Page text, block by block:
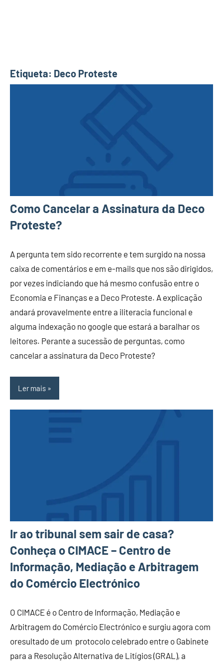
Etiqueta: Deco Proteste
Como Cancelar a Assinatura da Deco
Proteste?
A pergunta tem sido recorrente e tem surgido na nossa
caixa de comentários e em e-mails que nos são dirigidos,
por vezes indiciando que há mesmo confusão entre o
Economia e Finanças e a Deco Proteste. A explicação
andará provavelmente entre a iliteracia funcional e
alguma indexação no google que estará a baralhar os
leitores. Perante a sucessão de perguntas, como
cancelar a assinatura da Deco Proteste?
Ler mais
Ir ao tribunal sem sair de casa?
Conheça o CIMACE – Centro de
Informação, Mediação e Arbitragem
do Comércio Electrónico
O CIMACE é o Centro de Informação, Mediação e
Arbitragem do Comércio Electrónico e surgiu agora com
oresultado de um protocolo celebrado entre o Gabinete
para a Resolução Alternativa de Litígios (GRAL), a